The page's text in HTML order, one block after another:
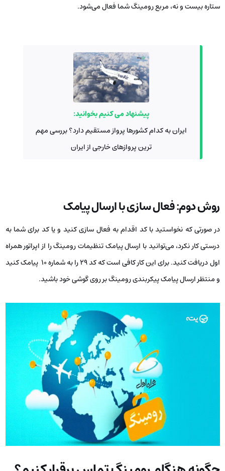
ستاره بیست و نه، مربع رومینگ شما فعال می‌شود.
پیشنهاد می کنیم بخوانید:
ایران به کدام کشورها پرواز مستقیم دارد؟ بررسی مهم
ترین پروازهای خارجی از ایران
روش دوم: فعال سازی با ارسال پیامک
در صورتی که نخواستید با کد اقدام به فعال سازی کنید و یا کد برای شما به
درستی کار نکرد، می‌توانید با ارسال پیامک تنظیمات رومینگ را از اپراتور همراه
اول دریافت کنید. برای این کار کافی است که کد ۲۹ را به شماره ۱۰ پیامک کنید
و منتظر ارسال پیامک پیکربندی رومینگ بر روی گوشی خود باشید.